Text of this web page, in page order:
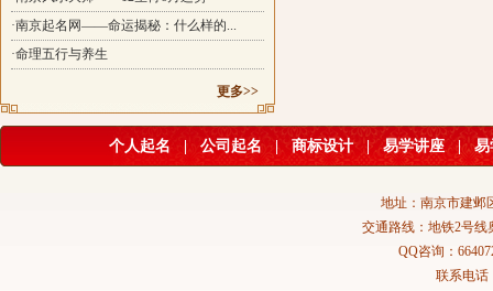
·南京起名网——命运揭秘：什么样的...
·命理五行与养生
更多>>
个人起名 公司起名 | 商标设计 | 易学讲座 | 易
地址：南京市建邺
交通路线：地铁2号线
QQ咨询：
联系电话